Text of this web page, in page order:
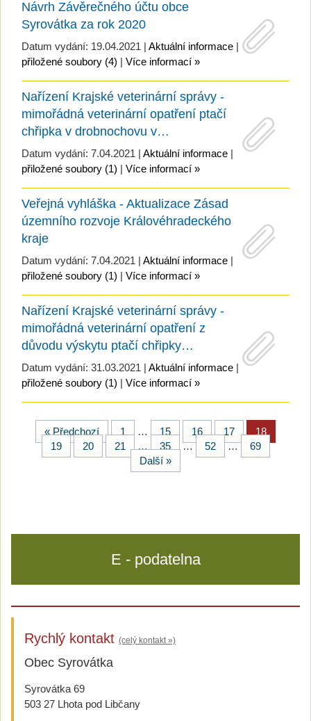
Návrh Závěrečného účtu obce
Syrovátka za rok 2020
Datum vydání: 19.04.2021 | Aktuální informace |
přiložené soubory (4) | Více informací »
Nařízení Krajské veterinární správy -
mimořádná veterinární opatření ptačí
chřipka v drobnochovu v…
Datum vydání: 7.04.2021 | Aktuální informace |
přiložené soubory (1) | Více informací »
Veřejná vyhláška - Aktualizace Zásad
územního rozvoje Královéhradeckého
kraje
Datum vydání: 7.04.2021 | Aktuální informace |
přiložené soubory (1) | Více informací »
Nařízení Krajské veterinární správy -
mimořádná veterinární opatření z
důvodu výskytu ptačí chřipky…
Datum vydání: 31.03.2021 | Aktuální informace |
přiložené soubory (1) | Více informací »
« Předchozí 1 … 15 16 17
18
19
20 21 … 35 … 52 …
69
Další »
E - podatelna
Rychlý kontakt (celý kontakt »)
Obec Syrovátka
Syrovátka 69
503 27 Lhota pod Libčany